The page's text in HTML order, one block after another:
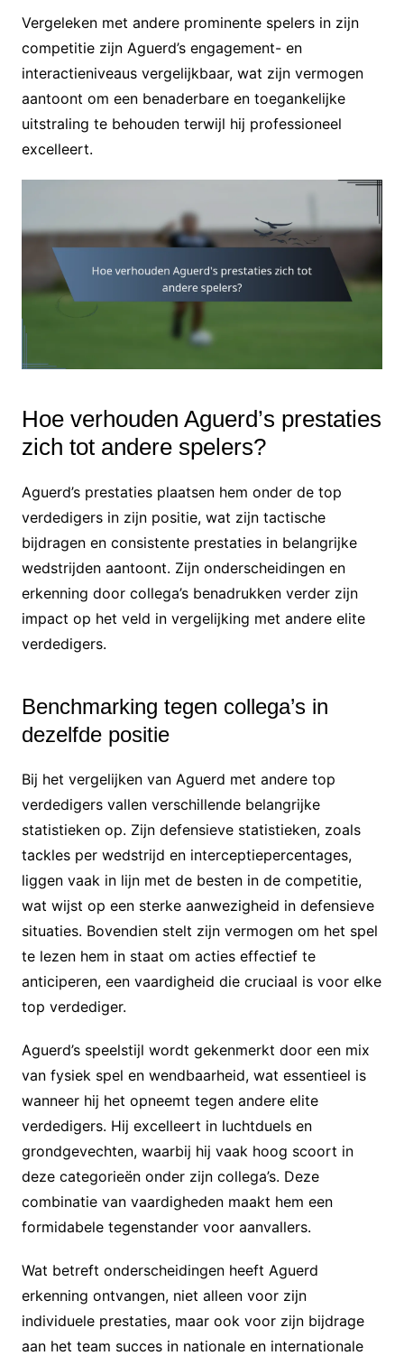
Vergeleken met andere prominente spelers in zijn
competitie zijn Aguerd’s engagement- en
interactieniveaus vergelijkbaar, wat zijn vermogen
aantoont om een benaderbare en toegankelijke
uitstraling te behouden terwijl hij professioneel
excelleert.
Hoe verhouden Aguerd’s prestaties
zich tot andere spelers?
Aguerd’s prestaties plaatsen hem onder de top
verdedigers in zijn positie, wat zijn tactische
bijdragen en consistente prestaties in belangrijke
wedstrijden aantoont. Zijn onderscheidingen en
erkenning door collega’s benadrukken verder zijn
impact op het veld in vergelijking met andere elite
verdedigers.
Benchmarking tegen collega’s in
dezelfde positie
Bij het vergelijken van Aguerd met andere top
verdedigers vallen verschillende belangrijke
statistieken op. Zijn defensieve statistieken, zoals
tackles per wedstrijd en interceptiepercentages,
liggen vaak in lijn met de besten in de competitie,
wat wijst op een sterke aanwezigheid in defensieve
situaties. Bovendien stelt zijn vermogen om het spel
te lezen hem in staat om acties effectief te
anticiperen, een vaardigheid die cruciaal is voor elke
top verdediger.
Aguerd’s speelstijl wordt gekenmerkt door een mix
van fysiek spel en wendbaarheid, wat essentieel is
wanneer hij het opneemt tegen andere elite
verdedigers. Hij excelleert in luchtduels en
grondgevechten, waarbij hij vaak hoog scoort in
deze categorieën onder zijn collega’s. Deze
combinatie van vaardigheden maakt hem een
formidabele tegenstander voor aanvallers.
Wat betreft onderscheidingen heeft Aguerd
erkenning ontvangen, niet alleen voor zijn
individuele prestaties, maar ook voor zijn bijdrage
aan het team succes in nationale en internationale